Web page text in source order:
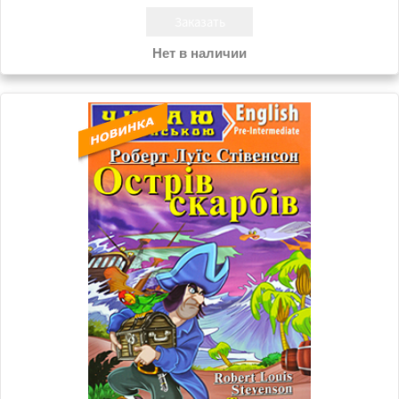
Нет в наличии